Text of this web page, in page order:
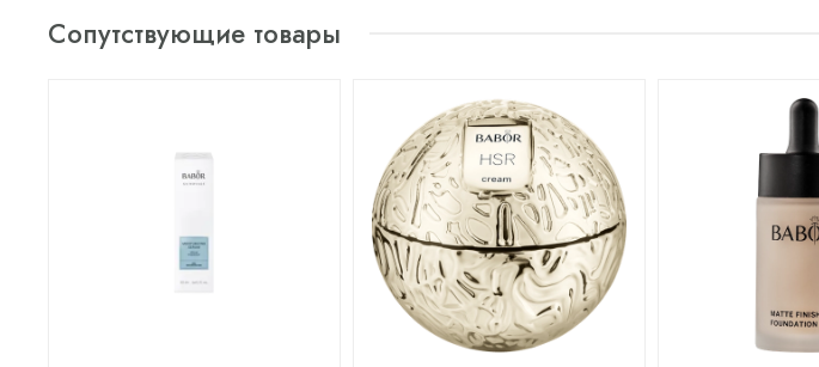
Сопутствующие товары